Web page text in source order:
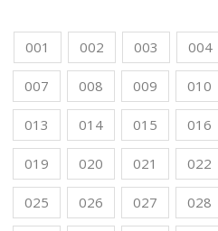
001 002 003 004
007 008 009 010
013 014 015 016
019 020 021 022
025 026 027 028